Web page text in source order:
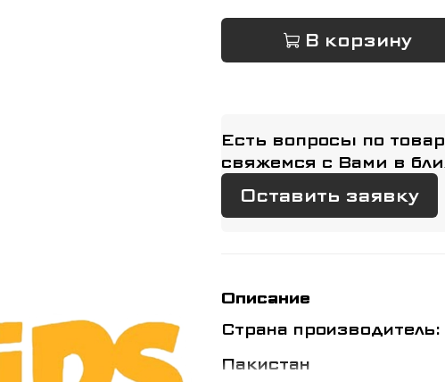
В корзину
Есть вопросы по
свяжемся с Вами в
Оставить заявку
Описание
Страна производитель:
Пакистан